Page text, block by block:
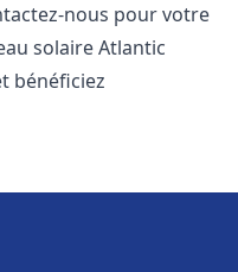
nous pour votre
solaire Atlantic
bénéficiez